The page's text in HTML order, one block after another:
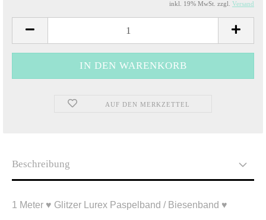
inkl. 19% MwSt. zzgl. Versand
AUF DEN MERKZETTEL
Beschreibung
1 Meter ♥ Glitzer Lurex Paspelband / Biesenband ♥